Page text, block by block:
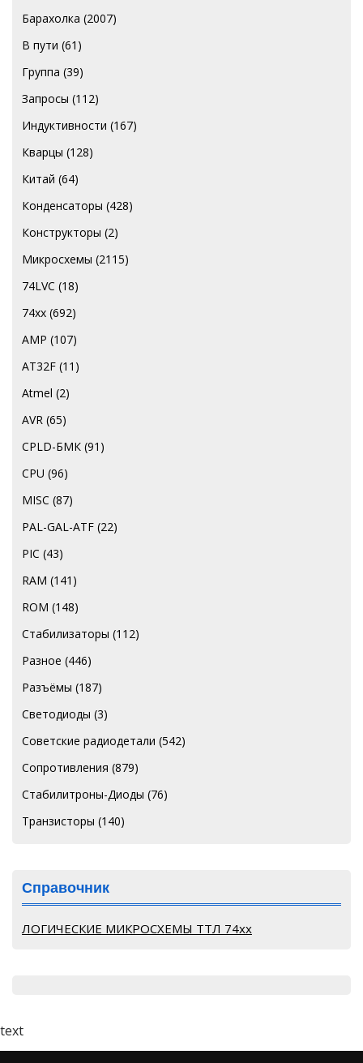
Барахолка (2007)
В пути (61)
Группа (39)
Запросы (112)
Индуктивности (167)
Кварцы (128)
Китай (64)
Конденсаторы (428)
Конструкторы (2)
Микросхемы (2115)
74LVC (18)
74хх (692)
AMP (107)
AT32F (11)
Atmel (2)
AVR (65)
CPLD-БМК (91)
CPU (96)
MISC (87)
PAL-GAL-ATF (22)
PIC (43)
RAM (141)
ROM (148)
Стабилизаторы (112)
Разное (446)
Разъёмы (187)
Светодиоды (3)
Советские радиодетали (542)
Сопротивления (879)
Стабилитроны-Диоды (76)
Транзисторы (140)
Справочник
ЛОГИЧЕСКИЕ МИКРОСХЕМЫ ТТЛ 74хх
text